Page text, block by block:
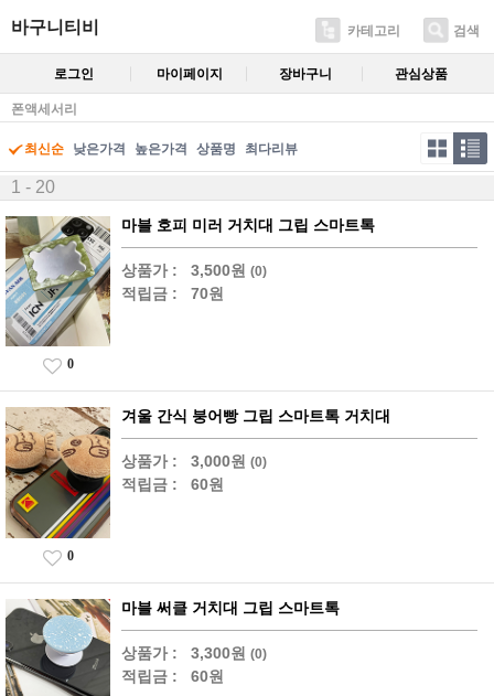
바구니티비 카테고리 검색
로그인 마이페이지 장바구니 관심상품
폰액세서리
최신순 낮은가격 높은가격 상품명 최다리뷰
1 - 20
마블 호피 미러 거치대 그립 스마트톡
상품가 : 3,500원 (0)
적립금 : 70원
0
겨울 간식 붕어빵 그립 스마트톡 거치대
상품가 : 3,000원 (0)
적립금 : 60원
0
마블 써클 거치대 그립 스마트톡
상품가 : 3,300원 (0)
적립금 : 60원